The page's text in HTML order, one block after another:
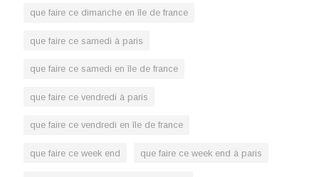
que faire ce dimanche en île de france
que faire ce samedi à paris
que faire ce samedi en île de france
que faire ce vendredi à paris
que faire ce vendredi en île de france
que faire ce week end que faire ce week end à paris